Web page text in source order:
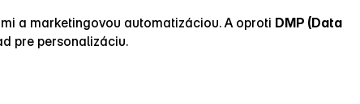
a marketingovou automatizáciou. A oproti DMP (Data
pre personalizáciu.